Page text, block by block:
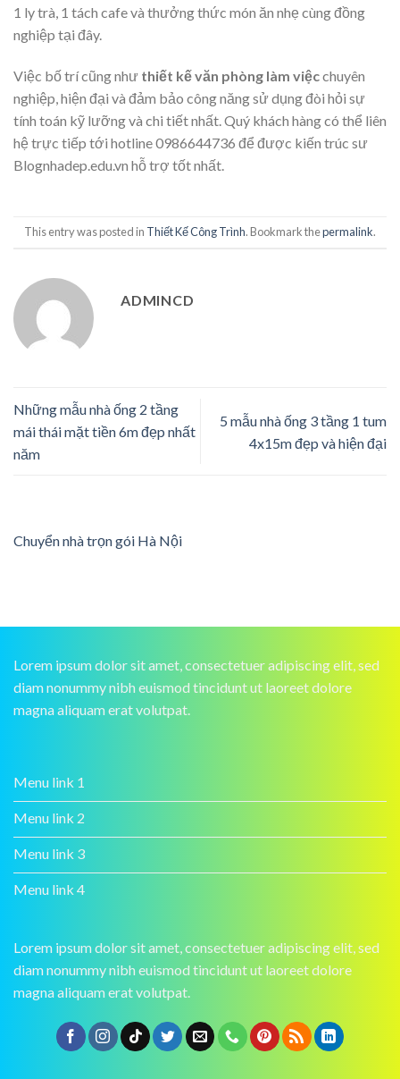
1 ly trà, 1 tách cafe và thưởng thức món ăn nhẹ cùng đồng
nghiệp tại đây.
Việc bố trí cũng như thiết kế văn phòng làm việcchuyên
nghiệp, hiện đại và đảm bảo công năng sử dụng đòi hỏi sự
tính toán kỹ lưỡng và chi tiết nhất. Quý khách hàng có thể liên
hệ trực tiếp tới hotline 0986644736 để được kiến trúc sư
Blognhadep.edu.vn hỗ trợ tốt nhất.
This entry was posted in Thiết Kế Công Trình. Bookmark thepermalink.
ADMINCD
Những mẫu nhà ống 2 tầng
mái thái mặt tiền 6m đẹp nhất
năm
5 mẫu nhà ống 3 tầng 1 tum
4x15m đẹp và hiện đại
Chuyển nhà trọn gói Hà Nội
Lorem ipsum dolor sit amet, consectetuer adipiscing elit, sed
diam nonummy nibh euismod tincidunt ut laoreet dolore
magna aliquam erat volutpat.
Menu link 1
Menu link 2
Menu link 3
Menu link 4
Lorem ipsum dolor sit amet, consectetuer adipiscing elit, sed
diam nonummy nibh euismod tincidunt ut laoreet dolore
magna aliquam erat volutpat.